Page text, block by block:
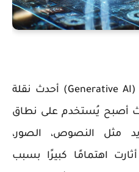
الذكاء الاصطناعي التوليدي (Generative AI) أحدث نقلة
أصبح يُستخدم على نطاق
مثل النصوص، الصور،
اهتمامًا كبيرًا بسبب